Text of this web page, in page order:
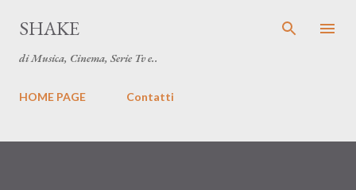
SHAKE
di Musica, Cinema, Serie Tv e..
HOME PAGE Contatti